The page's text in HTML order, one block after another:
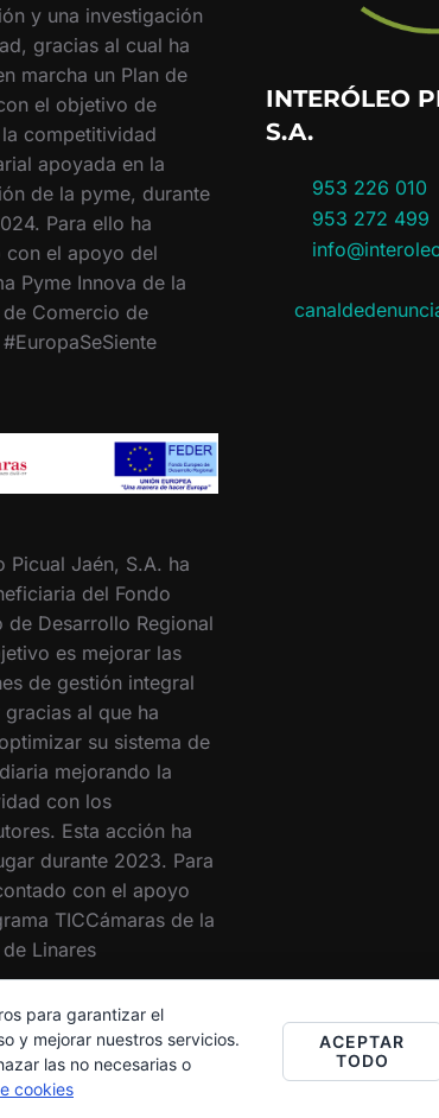
y una investigación
gracias al cual ha
marcha un Plan de
el objetivo de
competitividad
apoyada en la
de la pyme, durante
Para ello ha
con el apoyo del
Pyme Innova de la
de Comercio de
Picual Jaén, S.A. ha
del Fondo
de Desarrollo Regional
es mejorar las
de gestión integral
al que ha
su sistema de
mejorando la
con los
Esta acción ha
durante 2023. Para
con el apoyo
TICCámaras de la
Linares
INTERÓLEO
S.A.
953 226 010
953 272 499
para garantizar el
y mejorar nuestros servicios.
las no necesarias o
cookies
ACEPTAR
TODO